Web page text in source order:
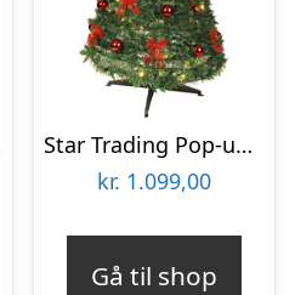
Star Trading Pop-up kunstigt juletræ med lys & sløjfer
kr. 1.099,00
Gå til shop